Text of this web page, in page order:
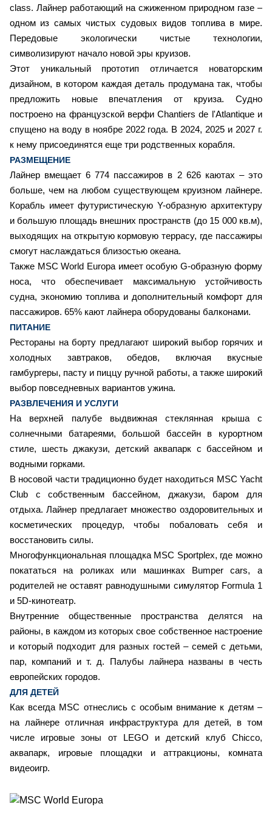
class. Лайнер работающий на сжиженном природном газе –
одном из самых чистых судовых видов топлива в мире.
Передовые экологически чистые технологии,
символизируют начало новой эры круизов.
Этот уникальный прототип отличается новаторским
дизайном, в котором каждая деталь продумана так, чтобы
предложить новые впечатления от круиза. Судно
построено на французской верфи Chantiers de l'Atlantique и
спущено на воду в ноябре 2022 года. В 2024, 2025 и 2027 г.
к нему присоединятся еще три родственных корабля.
РАЗМЕЩЕНИЕ
Лайнер вмещает 6 774 пассажиров в 2 626 каютах – это
больше, чем на любом существующем круизном лайнере.
Корабль имеет футуристическую Y-образную архитектуру
и большую площадь внешних пространств (до 15 000 кв.м),
выходящих на открытую кормовую террасу, где пассажиры
смогут наслаждаться близостью океана.
Также MSC World Europa имеет особую G-образную форму
носа, что обеспечивает максимальную устойчивость
судна, экономию топлива и дополнительный комфорт для
пассажиров. 65% кают лайнера оборудованы балконами.
ПИТАНИЕ
Рестораны на борту предлагают широкий выбор горячих и
холодных завтраков, обедов, включая вкусные
гамбургеры, пасту и пиццу ручной работы, а также широкий
выбор повседневных вариантов ужина.
РАЗВЛЕЧЕНИЯ И УСЛУГИ
На верхней палубе выдвижная стеклянная крыша с
солнечными батареями, большой бассейн в курортном
стиле, шесть джакузи, детский аквапарк с бассейном и
водными горками.
В носовой части традиционно будет находиться MSC Yacht
Club с собственным бассейном, джакузи, баром для
отдыха. Лайнер предлагает множество оздоровительных и
косметических процедур, чтобы побаловать себя и
восстановить силы.
Многофункциональная площадка MSC Sportplex, где можно
покататься на роликах или машинках Bumper cars, а
родителей не оставят равнодушными симулятор Formula 1
и 5D-кинотеатр.
Внутренние общественные пространства делятся на
районы, в каждом из которых свое собственное настроение
и который подходит для разных гостей – семей с детьми,
пар, компаний и т. д. Палубы лайнера названы в честь
европейских городов.
ДЛЯ ДЕТЕЙ
Как всегда MSC отнеслись с особым внимание к детям –
на лайнере отличная инфраструктура для детей, в том
числе игровые зоны от LEGO и детский клуб Chicco,
аквапарк, игровые площадки и аттракционы, комната
видеоигр.